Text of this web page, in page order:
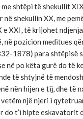
shtëpi të shekullit
shekullin XX, me
e XXI, të krijohet
në pozicion meditues
1878) para
në po këta gurë do
të shtyjnë të
nën hijen e tij, dhe të
vetëm një njeri i
do t’i hipte eskavatorit